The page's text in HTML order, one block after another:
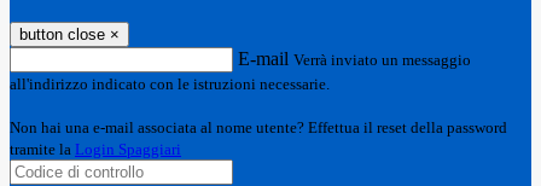
button close ×
E-mail Verrà inviato un messaggio
all'indirizzo indicato con le istruzioni necessarie.
Non hai una e-mail associata al nome utente? Effettua il reset della password
tramite la Login Spaggiari